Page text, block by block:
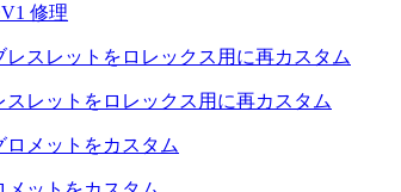
修理
レットをロレックス用に再カスタム